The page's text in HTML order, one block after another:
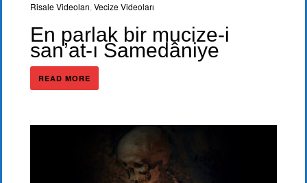
Risale Videoları Vecize Videoları
En parlak bir mucize-i
san’at-ı Samedâniye
READ MORE